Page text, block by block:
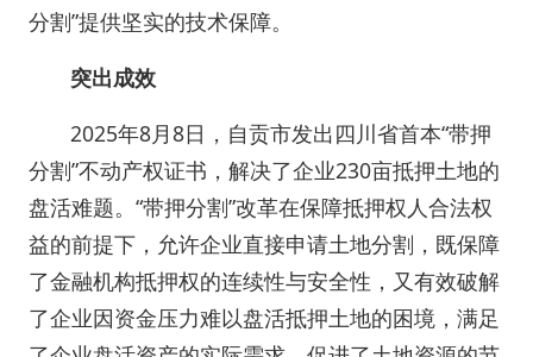
分割”提供坚实的技术保障。
突出成效
2025年8月8日，自贡市发出四川省首本“带押
分割”不动产权证书，解决了企业230亩抵押土地的
盘活难题。“带押分割”改革在保障抵押权人合法权
益的前提下，允许企业直接申请土地分割，既保障
了金融机构抵押权的连续性与安全性，又有效破解
了企业因资金压力难以盘活抵押土地的困境，满足